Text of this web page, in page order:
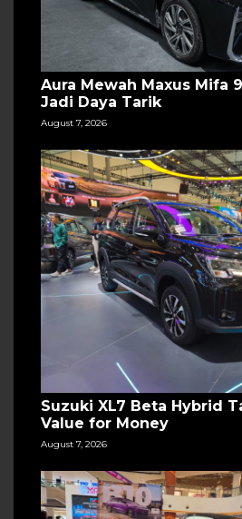
Aura Mewah Maxus Mifa
Jadi Daya Tarik
August 7, 2026
Suzuki XL7 Beta Hybrid
Value for Money
August 7, 2026